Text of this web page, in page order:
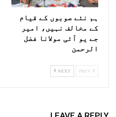
ہم نئے صوبوں کے قیام
کے مخالف نہیں، امیر
جے یو آئی مولانا فضل
الرحمن
NEXT